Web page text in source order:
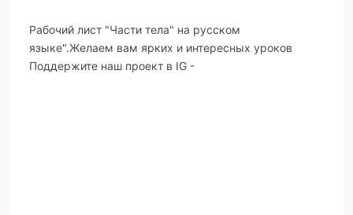
Рабочий лист "Части тела" на русском
языке".Желаем вам ярких и интересных уроков
Поддержите наш проект в IG -